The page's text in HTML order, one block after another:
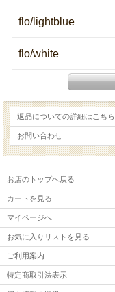
flo/lightblue
flo/white
返品についての詳細はこちら
お問い合わせ
お店のトップへ戻る
カートを見る
マイページへ
お気に入りリストを見る
ご利用案内
特定商取引法表示